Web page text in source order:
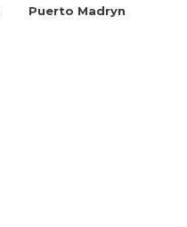
Puerto Madryn